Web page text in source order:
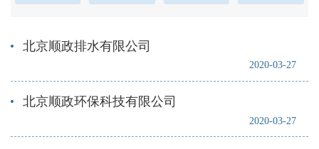
2020-03-27
北京顺政排水有限公司
2020-03-27
北京顺政环保科技有限公司